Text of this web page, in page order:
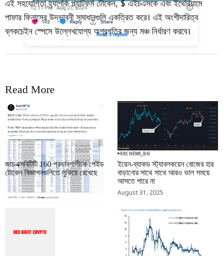
এই সহযোগিতা হ্যাশকি প্ল্যাটফর্ম টোকেন, $ এইচএসকে এবং ইথেরিয়ামে
পাফার ফিনান্সের উদ্ভাবনী সমাধানগুলি একত্রিত করে। এই অংশীদারিত্ব
ব্লকচেইন স্পেসে উল্লেখযোগ্য অগ্রগতির জন্য মঞ্চ নির্ধারণ করবে।
Read More
RRCNEWS_BN
জাচএক্সবিটিটি 160 প্রভাবশালীকে পেইড
টোকেন বিজ্ঞাপনগুলিতে লুকিয়ে রেখেছে
September 01, 2025
RRCNEWS_BN
ইয়েন-ব্যাকড স্ট্যাবলকয়েন বোজের হার
বাড়ানোর সাথে সাথে আরও ভাল সময়ে
আসতে পারে না
August 31, 2025